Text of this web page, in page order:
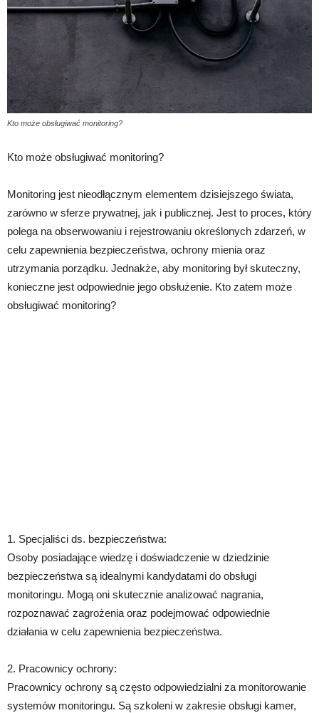
Kto może obsługiwać monitoring?
Kto może obsługiwać monitoring?
Monitoring jest nieodłącznym elementem dzisiejszego świata,
zarówno w sferze prywatnej, jak i publicznej. Jest to proces, który
polega na obserwowaniu i rejestrowaniu określonych zdarzeń, w
celu zapewnienia bezpieczeństwa, ochrony mienia oraz
utrzymania porządku. Jednakże, aby monitoring był skuteczny,
konieczne jest odpowiednie jego obsłużenie. Kto zatem może
obsługiwać monitoring?
1. Specjaliści ds. bezpieczeństwa:
Osoby posiadające wiedzę i doświadczenie w dziedzinie
bezpieczeństwa są idealnymi kandydatami do obsługi
monitoringu. Mogą oni skutecznie analizować nagrania,
rozpoznawać zagrożenia oraz podejmować odpowiednie
działania w celu zapewnienia bezpieczeństwa.
2. Pracownicy ochrony:
Pracownicy ochrony są często odpowiedzialni za monitorowanie
systemów monitoringu. Są szkoleni w zakresie obsługi kamer,